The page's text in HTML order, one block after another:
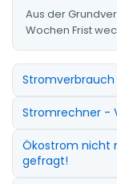
Aus der
Wochen Frist
Stromrechner -
Ökostrom nicht
gefragt!